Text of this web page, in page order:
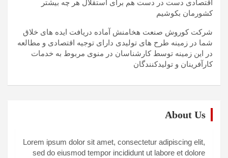
اقتصادی دست در دست هم برای استقلال هر چه بیشتر
کشورمان بکوشیم
شرکت کوروش صنعت هخامنش آماده دریافت ایده های خلاق
شما در زمینه طرح های تولیدی دارای توجیه اقتصادی و مطالعه
در این زمینه توسط کارشناسان در منوی مربوط به خدمات
کارآفرینان و تولیدکنندگان
About Us
Lorem ipsum dolor sit amet, consectetur adipiscing elit,
sed do eiusmod tempor incididunt ut labore et dolore